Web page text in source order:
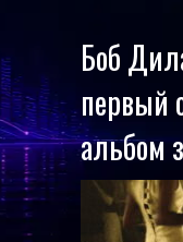
Боб
первый
альбом